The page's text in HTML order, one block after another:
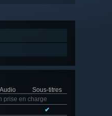
Audio
Sous-titres
prise en charge
✔